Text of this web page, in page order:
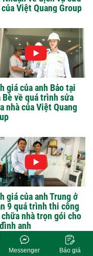
Việt Quang Group
giá của anh Bảo tại
Bè về quá trình sửa
nhà của Việt Quang
giá của anh Trung ở
9 quá trình thi công
nhà trọn gói cho
đình anh
Báo giá
Messenger